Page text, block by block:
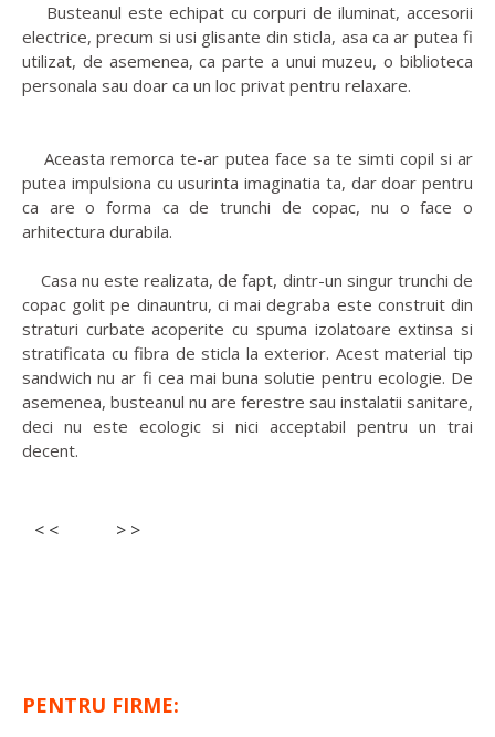
Busteanul este echipat cu corpuri de iluminat, accesorii
electrice, precum si usi glisante din sticla, asa ca ar putea fi
utilizat, de asemenea, ca parte a unui muzeu, o biblioteca
personala sau doar ca un loc privat pentru relaxare.
Aceasta remorca te-ar putea face sa te simti copil si ar
putea impulsiona cu usurinta imaginatia ta, dar doar pentru
ca are o forma ca de trunchi de copac, nu o face o
arhitectura durabila.
Casa nu este realizata, de fapt, dintr-un singur trunchi de
copac golit pe dinauntru, ci mai degraba este construit din
straturi curbate acoperite cu spuma izolatoare extinsa si
stratificata cu fibra de sticla la exterior. Acest material tip
sandwich nu ar fi cea mai buna solutie pentru ecologie. De
asemenea, busteanul nu are ferestre sau instalatii sanitare,
deci nu este ecologic si nici acceptabil pentru un trai
decent.
< < > >
PENTRU FIRME: